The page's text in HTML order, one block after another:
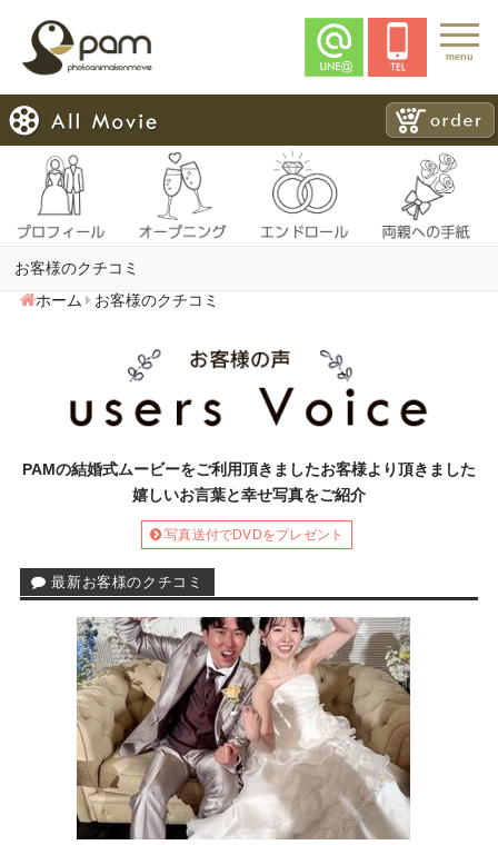
menu
お客様のクチコミ
ホーム
お客様のクチコミ
PAMの結婚式ムービーをご利用頂きましたお客様より頂きました
嬉しいお言葉と幸せ写真をご紹介
写真送付でDVDをプレゼント
最新お客様のクチコミ